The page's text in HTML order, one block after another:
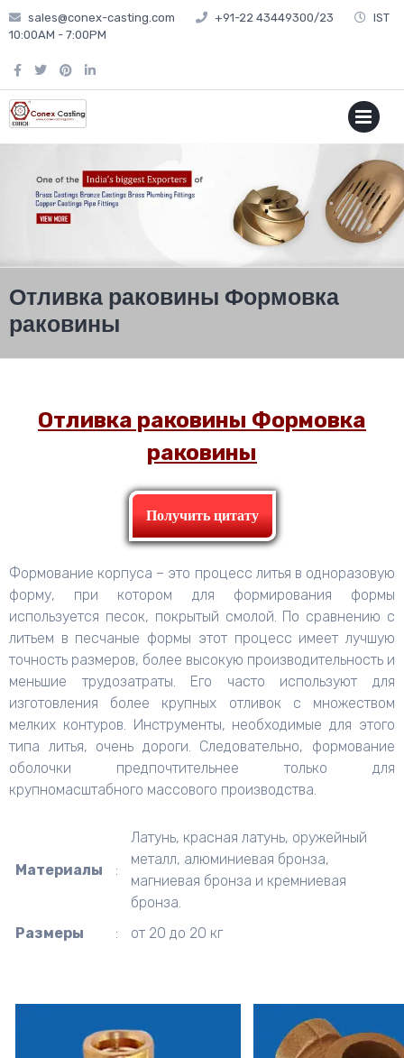
sales@conex-casting.com +91-22 43449300/23
IST
10:00AM - 7:00PM
MENU
Отливка раковины Формовка
раковины
Отливка раковины Формовка
раковины
Получить цитату
Формование корпуса – это процесс литья в одноразовую
форму, при котором для формирования формы
используется песок, покрытый смолой. По сравнению с
литьем в песчаные формы этот процесс имеет лучшую
точность размеров, более высокую производительность и
меньшие трудозатраты. Его часто используют для
изготовления более крупных отливок с множеством
мелких контуров. Инструменты, необходимые для этого
типа литья, очень дороги. Следовательно, формование
оболочки предпочтительнее только для
крупномасштабного массового производства.
Материалы :
Латунь, красная латунь, оружейный
металл, алюминиевая бронза,
магниевая бронза и кремниевая
бронза.
Размеры
: от 20 до 20 кг